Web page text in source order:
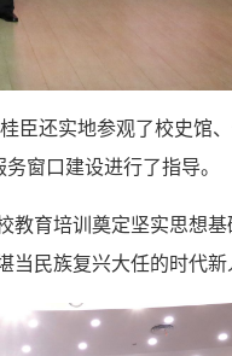
臣还实地参观了校史馆
窗口建设进行了指导。
育培训奠定坚实思想
民族复兴大任的时代新